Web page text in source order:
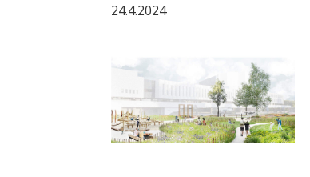
24.4.2024